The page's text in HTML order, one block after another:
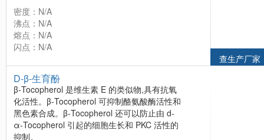
密度：N/A
沸点：N/A
熔点：N/A
闪点：N/A
查生产厂家
D-β-生育酚
β-Tocopherol 是维生素 E 的类似物,具有抗氧
化活性。β-Tocopherol 可抑制酪氨酸酶活性和
黑色素合成。β-Tocopherol 还可以防止由 d-
α-Tocopherol 引起的细胞生长和 PKC 活性的
抑制。